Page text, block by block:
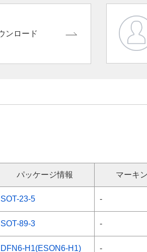
ンロード
パッケージ情報 マーキ
SOT-23-5 -
SOT-89-3 -
DFN6-H1(ESON6-H1) -